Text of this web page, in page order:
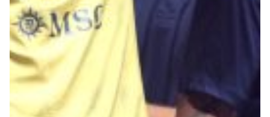
Accessori
Party
Outlet
Caffè Boasi x Genoa